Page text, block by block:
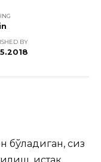
BY
бўладиган, сиз